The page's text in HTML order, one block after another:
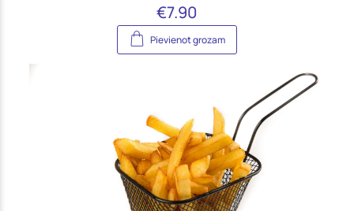
€7.90
Pievienot grozam